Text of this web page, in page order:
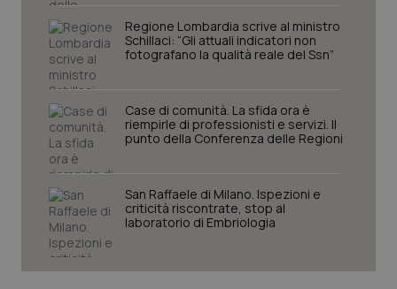
Regione Lombardia scrive al ministro
Schillaci: “Gli attuali indicatori non
fotografano la qualità reale del Ssn”
Case di comunità. La sfida ora è
riempirle di professionisti e servizi. Il
punto della Conferenza delle Regioni
San Raffaele di Milano. Ispezioni e
criticità riscontrate, stop al
laboratorio di Embriologia
Necessari Statistici Marketing
I cookie necessari contribuiscono a rendere fruibile il
sito web abilitandone funzionalità di base quali la
navigazione sulle pagine e l'accesso alle aree
protette del sito. Il sito web non è in grado di
funzionare correttamente senza questi cookie.
Nome
Fornitore
VISITOR_PRIVACY_METADATA